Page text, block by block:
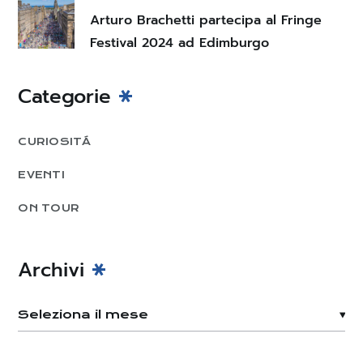
Arturo Brachetti partecipa al Fringe
Festival 2024 ad Edimburgo
Categorie
CURIOSITÁ
EVENTI
ON TOUR
Archivi